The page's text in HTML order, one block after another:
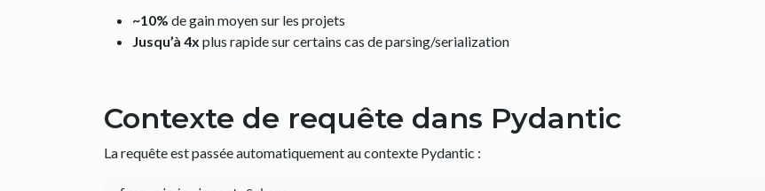
~10% de gain moyen sur les projets
Jusqu’à 4x plus rapide sur certains cas de parsing/serialization
Contexte de requête dans Pydantic
La requête est passée automatiquement au contexte Pydantic :